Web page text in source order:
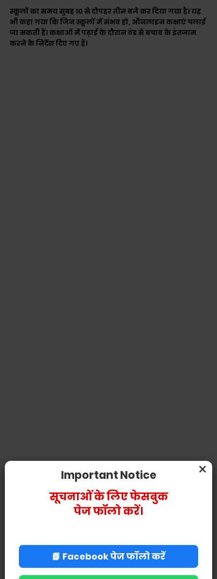
स्कूलों का समय सुबह 10 से दोपहर तीन बजे कर दिया गया है। यह
भी कहा गया कि जिन स्कूलों में संभव हो, ऑनलाइन कक्षाएं चलाई
जा सकती हैं। कक्षाओं में पढ़ाई के दौरान ठंड से बचाव के इंतजाम
करने के निर्देश दिए गए हैं।
POST A COMMENT
×
Important Notice
सूचनाओं के लिए फेसबुक
पेज फॉलो करें।
📘 Facebook पेज फॉलो करें